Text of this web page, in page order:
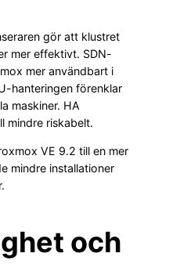
gör att klustret
mer effektivt. SDN-
mer användbart i
hanteringen förenklar
maskiner. HA
mindre riskabelt.
VE 9.2 till en mer
mindre installationer
och